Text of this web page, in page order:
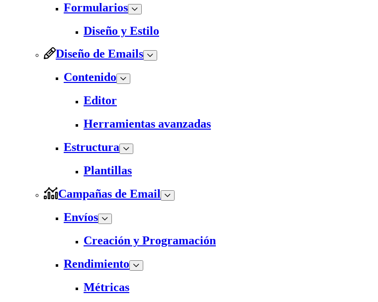
Formularios
Diseño y Estilo
Diseño de Emails
Contenido
Editor
Herramientas avanzadas
Estructura
Plantillas
Campañas de Email
Envíos
Creación y Programación
Rendimiento
Métricas